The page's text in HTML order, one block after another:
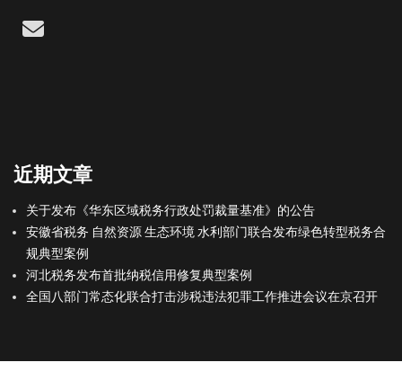
Email
近期文章
关于发布《华东区域税务行政处罚裁量基准》的公告
安徽省税务 自然资源 生态环境 水利部门联合发布绿色转型税务合
规典型案例
河北税务发布首批纳税信用修复典型案例
全国八部门常态化联合打击涉税违法犯罪工作推进会议在京召开